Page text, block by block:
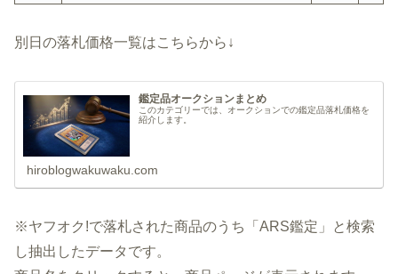
別日の落札価格一覧はこちらから↓
鑑定品オークションまとめ
このカテゴリーでは、オークションでの鑑定品落札価格を
紹介します。
hiroblogwakuwaku.com
※ヤフオク!で落札された商品のうち「ARS鑑定」と検索
し抽出したデータです。